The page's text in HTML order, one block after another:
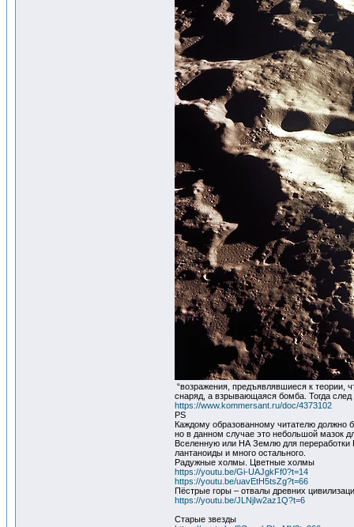
“возражения, предъявлявшиеся к теории,
снаряд, а взрывающаяся бомба. Тогда
https://www.kommersant.ru/doc/4373102
PS
Каждому образованному читателю должно
но в данном случае это небольшой мазок
Вселенную или НА Землю для переработки
лантаноиды и много остального.
Радужные холмы. Цветные холмы
https://youtu.be/Gi-UAJgkFf0?t=14
https://youtu.be/uavEtH5tsZg?t=66
Пёстрые горы – отвалы древних
https://youtu.be/JLNjIw2az1Q?t=6
Старые звезды